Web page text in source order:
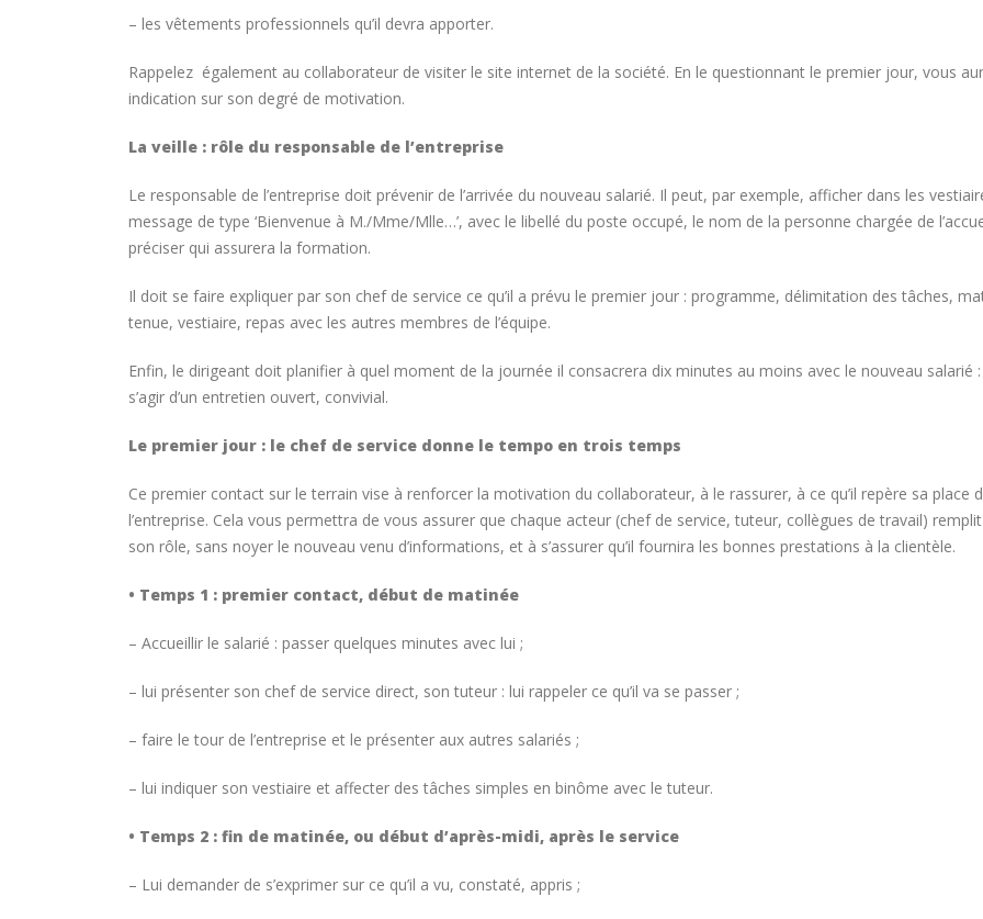
– les vêtements professionnels qu’il devra apporter.
Rappelez également au collaborateur de visiter le site internet de la société. En le questionnant le premier jour, vous
indication sur son degré de motivation.
La veille : rôle du responsable de l’entreprise
Le responsable de l’entreprise doit prévenir de l’arrivée du nouveau salarié. Il peut, par exemple, afficher dans les
message de type ‘Bienvenue à M./Mme/Mlle…’, avec le libellé du poste occupé, le nom de la personne chargée de
préciser qui assurera la formation.
Il doit se faire expliquer par son chef de service ce qu’il a prévu le premier jour : programme, délimitation des tâches,
tenue, vestiaire, repas avec les autres membres de l’équipe.
Enfin, le dirigeant doit planifier à quel moment de la journée il consacrera dix minutes au moins avec le nouveau salarié
s’agir d’un entretien ouvert, convivial.
Le premier jour : le chef de service donne le tempo en trois temps
Ce premier contact sur le terrain vise à renforcer la motivation du collaborateur, à le rassurer, à ce qu’il repère sa place
l’entreprise. Cela vous permettra de vous assurer que chaque acteur (chef de service, tuteur, collègues de travail)
son rôle, sans noyer le nouveau venu d’informations, et à s’assurer qu’il fournira les bonnes prestations à la clientèle.
• Temps 1 : premier contact, début de matinée
– Accueillir le salarié : passer quelques minutes avec lui ;
– lui présenter son chef de service direct, son tuteur : lui rappeler ce qu’il va se passer ;
– faire le tour de l’entreprise et le présenter aux autres salariés ;
– lui indiquer son vestiaire et affecter des tâches simples en binôme avec le tuteur.
• Temps 2 : fin de matinée, ou début d’après-midi, après le service
– Lui demander de s’exprimer sur ce qu’il a vu, constaté, appris ;
18 juillet 2026 14 juillet 2026